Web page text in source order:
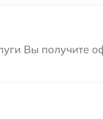
Вы получите